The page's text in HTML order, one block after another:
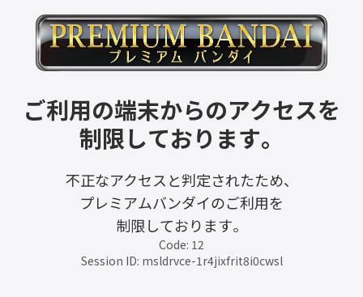
ご利用の端末からのアクセスを
制限しております。
不正なアクセスと判定されたため、
プレミアムバンダイのご利用を
制限しております。
Code: 12
Session ID: msldrvce-1r4jixfrit8i0cwsl